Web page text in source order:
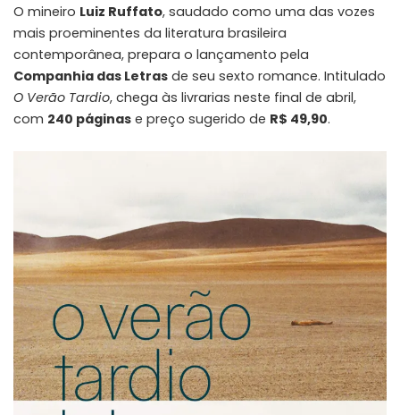
O mineiro Luiz Ruffato, saudado como uma das vozes
mais proeminentes da literatura brasileira
contemporânea, prepara o lançamento pela
Companhia das Letras de seu sexto romance. Intitulado
O Verão Tardio, chega às livrarias neste final de abril,
com 240 páginas e preço sugerido de R$ 49,90.